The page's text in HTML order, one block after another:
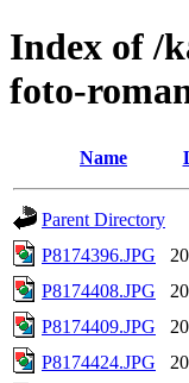
Index of /
foto-
Name
Parent Directory
P8174396.JPG
P8174408.JPG
P8174409.JPG
P8174424.JPG